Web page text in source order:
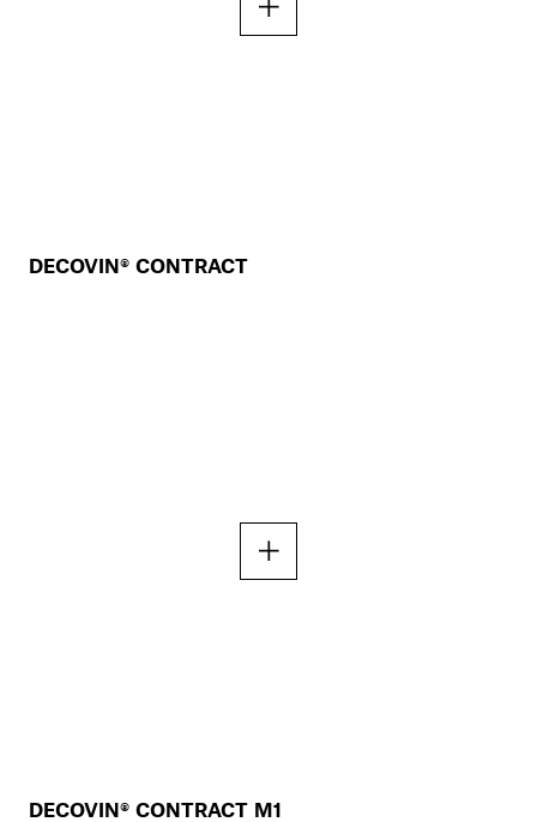
DECOVIN® CONTRACT
DECOVIN® CONTRACT M1